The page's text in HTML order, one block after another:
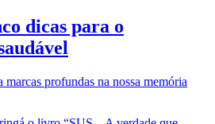
dicas para o
profundas na nossa memória